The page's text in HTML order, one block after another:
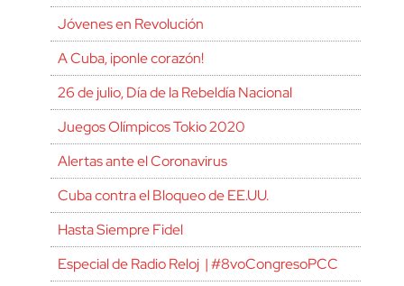
Jóvenes en Revolución
A Cuba, ¡ponle corazón!
26 de julio, Día de la Rebeldía Nacional
Juegos Olímpicos Tokio 2020
Alertas ante el Coronavirus
Cuba contra el Bloqueo de EE.UU.
Hasta Siempre Fidel
Especial de Radio Reloj | #8voCongresoPCC